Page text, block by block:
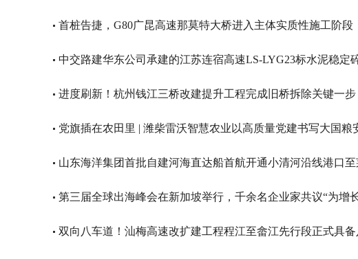
首桩告捷，G80广昆高速那莫特大桥进入主体实质性施工阶段
中交路建华东公司承建的江苏连宿高速LS-LYG23标水泥稳定
进度刷新！杭州钱江三桥改建提升工程完成旧桥拆除关键一步​
党旗插在农田里 | 潍柴雷沃智慧农业以高质量党建书写大国粮
山东海洋集团首批自建河海直达船首航开通小清河沿线港口
第三届全球出海峰会在新加坡举行，千余名企业家共议“为增
双向八车道！汕梅高速改扩建工程程江至畲江先行段正式具